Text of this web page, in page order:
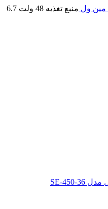
مین ول
منبع تغذیه 48 ولت 6.7